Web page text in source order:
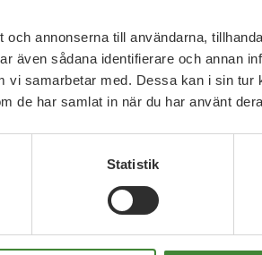
annonserna till användarna,
även sådana identifierare och annan
samarbetar med. Dessa kan i sin tur
de har samlat in när du har använt
Statistik